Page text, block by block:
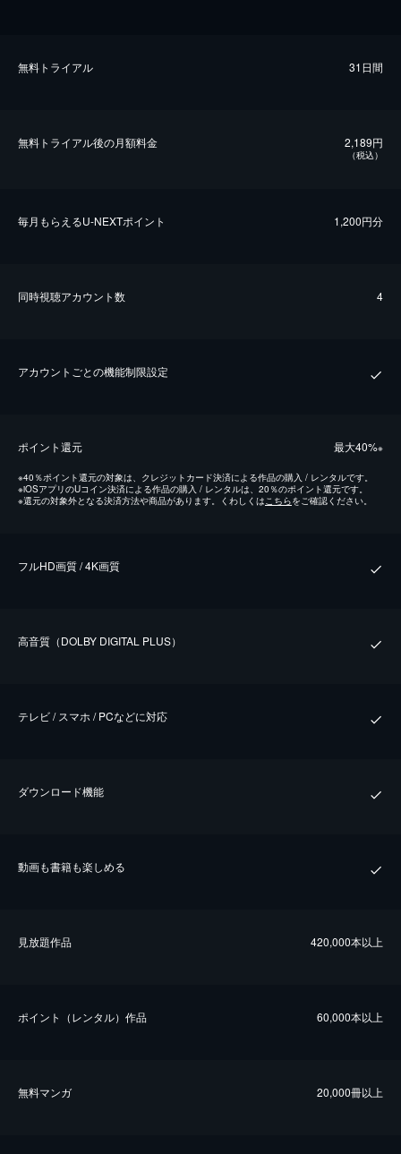
無料トライアル 31日間
無料トライアル後の⽉額料金 2,189円
（税込）
毎⽉もらえるU-NEXTポイント 1,200円分
同時視聴アカウント数 4
アカウントごとの機能制限設定
ポイント還元 最⼤40%※
※40％ポイント還元の対象は、クレジットカード決済による作品の購入 / レンタルです。
※iOSアプリのUコイン決済による作品の購入 / レンタルは、20％のポイント還元です。
※還元の対象外となる決済方法や商品があります。くわしくは こちらをご確認ください。
フルHD画質 / 4K画質
⾼⾳質（DOLBY DIGITAL PLUS）
テレビ / スマホ / PCなどに対応
ダウンロード機能
動画も書籍も楽しめる
⾒放題作品 420,000本以上
ポイント（レンタル）作品 60,000本以上
無料マンガ 20,000冊以上